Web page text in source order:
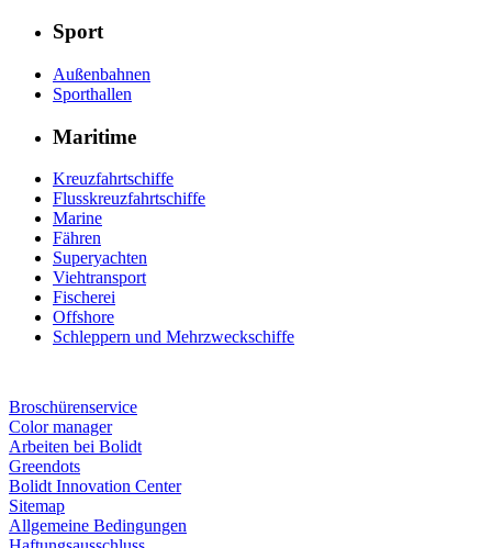
Sport
Außenbahnen
Sporthallen
Maritime
Kreuzfahrtschiffe
Flusskreuzfahrtschiffe
Marine
Fähren
Superyachten
Viehtransport
Fischerei
Offshore
Schleppern und Mehrzweckschiffe
Broschürenservice
Color manager
Arbeiten bei Bolidt
Greendots
Bolidt Innovation Center
Sitemap
Allgemeine Bedingungen